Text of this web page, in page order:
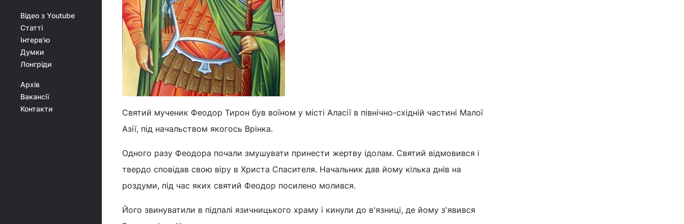
Відео з Youtube
Статті
Інтерв'ю
Думки
Лонгріди
Архів
Вакансії
Контакти
Святий мученик Феодор Тирон був воїном у місті Аласії в північно-східній частині Малої
Азії, під начальством якогось Врінка.
Одного разу Феодора почали змушувати принести жертву ідолам. Святий відмовився і
твердо сповідав свою віру в Христа Спасителя. Начальник дав йому кілька днів на
роздуми, під час яких святий Феодор посилено молився.
Його звинуватили в підпалі язичницького храму і кинули до в'язниці, де йому з'явився